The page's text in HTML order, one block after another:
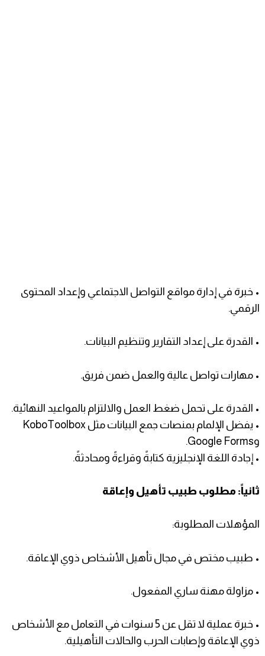
• خبرة في إدارة مواقع التواصل الاجتماعي وإعداد المحتوى
الرقمي.
• القدرة على إعداد التقارير وتنظيم البيانات.
• مهارات تواصل عالية والعمل ضمن فريق.
• القدرة على تحمل ضغط العمل والالتزام بالمواعيد النهائية.
• يفضل الإلمام بمنصات جمع البيانات مثل KoboToolbox
وGoogle Forms.
• إجادة اللغة الإنجليزية كتابةً وقراءةً ومحادثةً.
ثانياً: مطلوب طبيب تأهيل وإعاقة
المؤهلات المطلوبة:
• طبيب مختص في مجال تأهيل الأشخاص ذوي الإعاقة.
• مزاولة مهنة ساري المفعول.
• خبرة عملية لا تقل عن 5 سنوات في التعامل مع الأشخاص
ذوي الإعاقة وإصابات الحرب والحالات التأهيلية.